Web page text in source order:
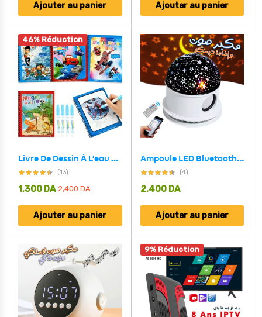
Ajouter au panier Ajouter au panier
46% Réduction
Livre De Dessin À L’eau Magique, Jouet de Coloriage Réutilisable Pour enfants – كتاب رسم الماء السحري، كتاب تلوين قابل لإعادة الاستخدام للأطفال
(13)
2,400DA
1,300 DA
Ajouter au panier
Ampoule LED Bluetooth Haut-parleur + effet jeux d lumière de scène magique
(4)
2,400 DA
Ajouter au panier
9% Réduction